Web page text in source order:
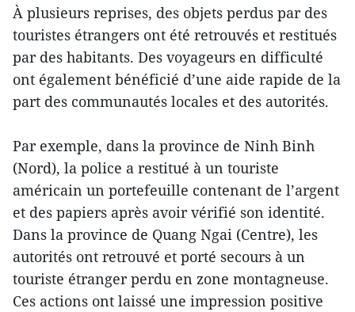
À plusieurs reprises, des objets perdus par des
touristes étrangers ont été retrouvés et restitués
par des habitants. Des voyageurs en difficulté
ont également bénéficié d’une aide rapide de la
part des communautés locales et des autorités.
Par exemple, dans la province de Ninh Binh
(Nord), la police a restitué à un touriste
américain un portefeuille contenant de l’argent
et des papiers après avoir vérifié son identité.
Dans la province de Quang Ngai (Centre), les
autorités ont retrouvé et porté secours à un
touriste étranger perdu en zone montagneuse.
Ces actions ont laissé une impression positive